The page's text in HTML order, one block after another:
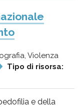
Violenza
Tipo di risorsa:
e della